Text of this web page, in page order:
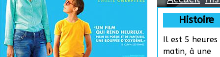
Histoire
Il est 5 heures
matin, à une